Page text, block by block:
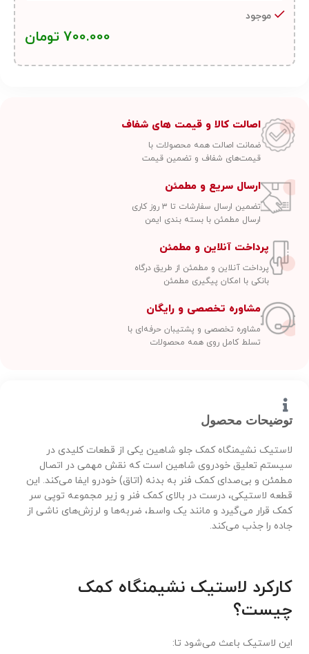
موجود
700.000 تومان
اصالت کالا و قیمت های شفاف
ضمانت اصالت همه محصولات با
قیمت‌های شفاف و تضمین قیمت
ارسال سریع و مطمئن
تضمین ارسال سفارشات تا ۳ روز کاری
ارسال مطمئن با بسته بندی ایمن
پرداخت آنلاین و مطمئن
پرداخت آنلاین و مطمئن از طریق درگاه
بانکی با امکان پیگیری مطمئن
مشاوره تخصصی و رایگان
مشاوره تخصصی و پشتیبان حرفه‌ای با
تسلط کامل روی همه محصولات
توضیحات محصول
لاستیک نشیمنگاه کمک جلو شاهین یکی از قطعات کلیدی در
سیستم تعلیق خودروی شاهین است که نقش مهمی در اتصال
مطمئن و بی‌صدای کمک فنر به بدنه (اتاق) خودرو ایفا می‌کند. این
قطعه لاستیکی، درست در بالای کمک فنر و زیر مجموعه توپی سر
کمک قرار می‌گیرد و مانند یک واسط، ضربه‌ها و لرزش‌های ناشی از
جاده را جذب می‌کند.
کارکرد لاستیک نشیمنگاه کمک
چیست؟
این لاستیک باعث می‌شود تا: